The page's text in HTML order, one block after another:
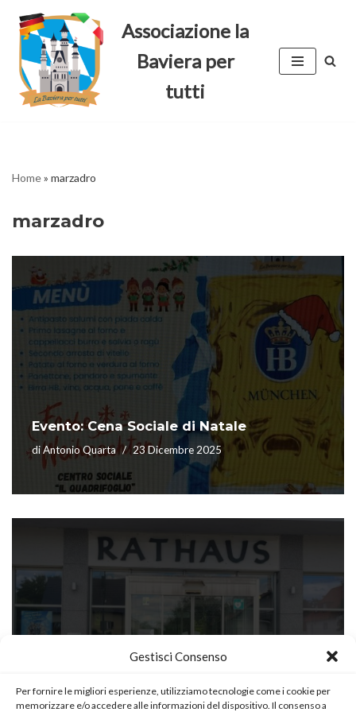
Gestisci Consenso
Per fornire le migliori esperienze, utilizziamo tecnologie come i cookie per
memorizzare e/o accedere alle informazioni del dispositivo. Il consenso a
Vai
contenuto
Associazione la
Baviera per
tutti
Home» marzadro
marzadro
Evento: Cena Sociale di Natale
diAntonio Quarta 23 Dicembre 2025
Germering